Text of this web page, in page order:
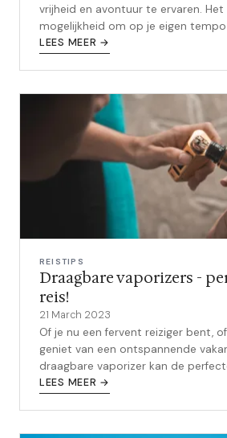
vrijheid en avontuur te ervaren.
mogelijkheid om op je eigen
plekken te ontdekken en te geniet...
LEES MEER →
REISTIPS
Draagbare vaporizers -
reis!
21 March 2023
Of je nu een fervent reiziger bent,
geniet van een ontspannende
draagbare vaporizer kan de
In dit uitgebreide artikel bespre...
LEES MEER →